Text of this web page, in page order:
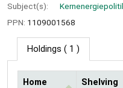
Subject(s):
PPN: 1109001568
Holdings ( 1 )
Home
Shelving